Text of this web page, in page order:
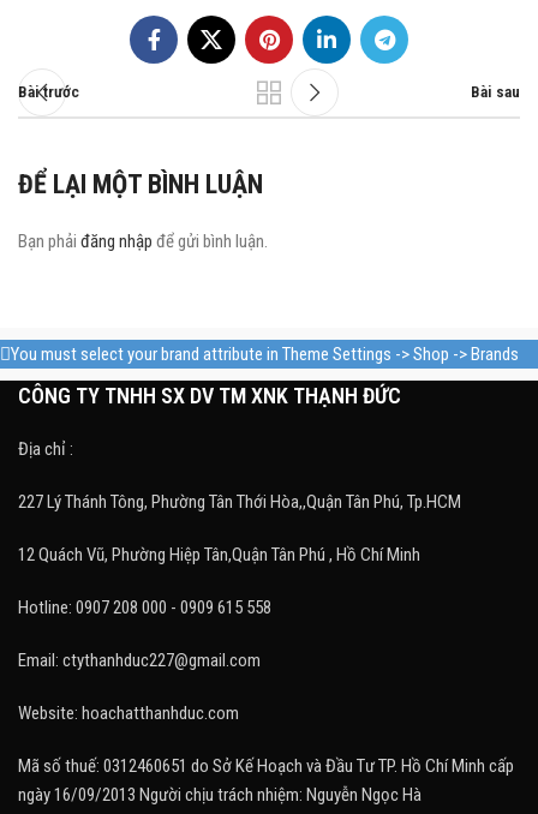
Bài trước Bài sau
ĐỂ LẠI MỘT BÌNH LUẬN
Bạn phải đăng nhập để gửi bình luận.
You must select your brand attribute in Theme Settings -> Shop -> Brands
CÔNG TY TNHH SX DV TM XNK THẠNH ĐỨC
Địa chỉ :
227 Lý Thánh Tông, Phường Tân Thới Hòa,,Quận Tân Phú, Tp.HCM
12 Quách Vũ, Phường Hiệp Tân,Quận Tân Phú , Hồ Chí Minh
Hotline: 0907 208 000 - 0909 615 558
Email: ctythanhduc227@gmail.com
Website: hoachatthanhduc.com
Mã số thuế: 0312460651 do Sở Kế Hoạch và Đầu Tư TP. Hồ Chí Minh cấp
ngày 16/09/2013 Người chịu trách nhiệm: Nguyễn Ngọc Hà